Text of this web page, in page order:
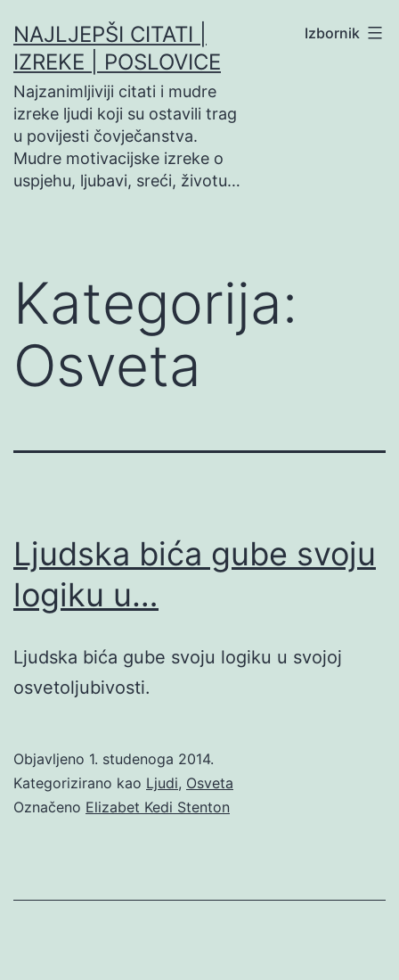
na
sadržaj
NAJLJEPŠI CITATI |
IZREKE | POSLOVICE
Najzanimljiviji citati i mudre
izreke ljudi koji su ostavili trag
u povijesti čovječanstva.
Mudre motivacijske izreke o
uspjehu, ljubavi, sreći, životu…
Izbornik
Kategorija:
Osveta
Ljudska bića gube svoju
logiku u…
Ljudska bića gube svoju logiku u svojoj
osvetoljubivosti.
Objavljeno 1. studenoga 2014.
Kategorizirano kao Ljudi, Osveta
Označeno Elizabet Kedi Stenton